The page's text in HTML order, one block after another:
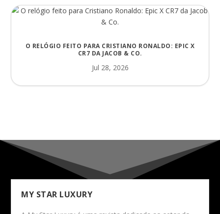
O RELÓGIO FEITO PARA CRISTIANO RONALDO: EPIC X
CR7 DA JACOB & CO.
Jul 28, 2026
MY STAR LUXURY